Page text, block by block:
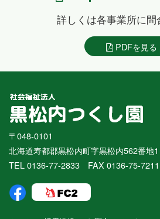
詳しくは各事業所に問
PDFを見る
〒048-0101
北海道寿都郡黒松内町字黒松内562番地
TEL 0136-77-2833 FAX 0136-75-7211